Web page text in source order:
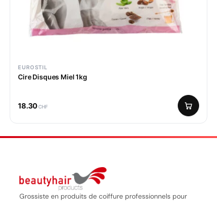
EUROSTIL
Cire Disques Miel 1kg
18.30CHF
Grossiste en produits de coiffure professionnels pour